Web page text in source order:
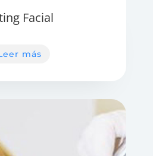
Facial
más